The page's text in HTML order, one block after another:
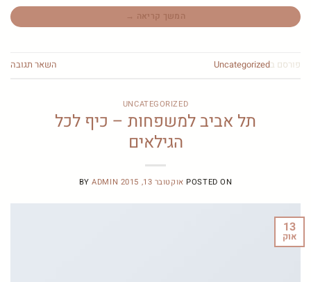
המשך קריאה →
פורסם בUncategorized השאר תגובה
UNCATEGORIZED
תל אביב למשפחות – כיף לכל
הגילאים
POSTED ON אוקטובר 13, 2015 BYADMIN
13
אוק